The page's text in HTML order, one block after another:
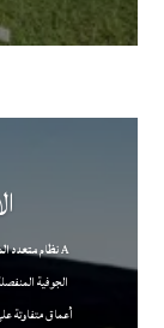
Aنظام متعدد
الجوفية
أعماق متفاوتة